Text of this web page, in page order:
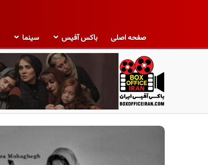
صفحه اصلی باکس آفیس سینما
ب
ک